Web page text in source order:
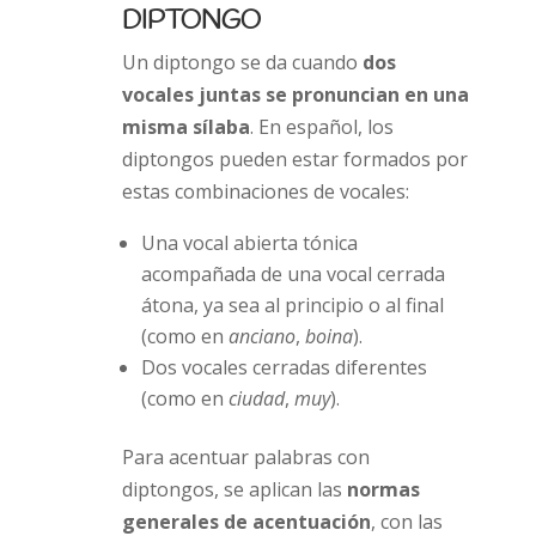
DIPTONGO
Un diptongo se da cuando dos
vocales juntas se pronuncian en una
misma sílaba. En español, los
diptongos pueden estar formados por
estas combinaciones de vocales:
Una vocal abierta tónica
acompañada de una vocal cerrada
átona, ya sea al principio o al final
(como en anciano, boina).
Dos vocales cerradas diferentes
(como en ciudad, muy).
Para acentuar palabras con
diptongos, se aplican las normas
generales de acentuación, con las